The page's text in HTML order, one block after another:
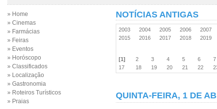
» Home
» Cinemas
» Farmácias
» Feiras
» Eventos
» Horóscopo
» Classificados
» Localização
» Gastronomia
» Roteiros Turísticos
» Praias
NOTÍCIAS ANTIGAS
2003 2004 2005 2006
2007
2015
2016 2017 2018 2019
[1] 2 3 4 5 6
17
18 19 20 21 22
QUINTA-FEIRA, 1 DE